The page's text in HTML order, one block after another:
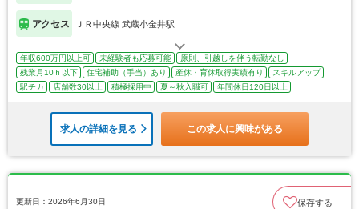
アクセス ＪＲ中央線 武蔵小金井駅
年収600万円以上可 未経験者も応募可能
原則、引越しを伴う転勤なし
残業月10ｈ以下
住宅補助（手当）あり 産休・育休取得実績有り
スキルアップ
駅チカ
店舗数30以上 積極採用中 夏～秋入職可 年間休日120日以上
求人の詳細を見る この求人に興味がある
更新日：2026年6月30日 保存する